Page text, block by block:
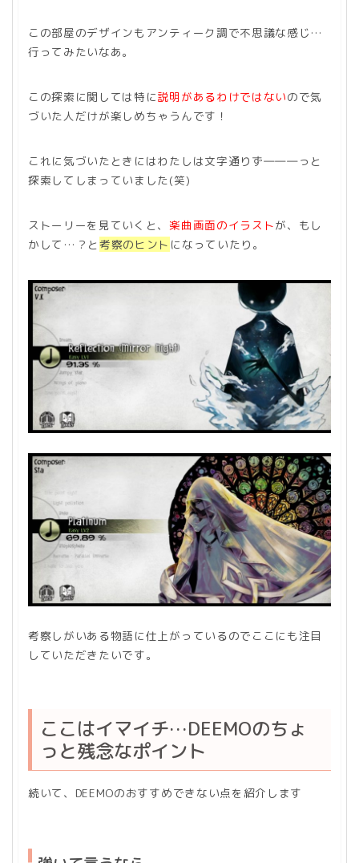
この部屋のデザインもアンティーク調で不思議な感じ…
行ってみたいなあ。
この探索に関しては特に説明があるわけではないので気
づいた人だけが楽しめちゃうんです！
これに気づいたときにはわたしは文字通りず―――っと
探索してしまっていました(笑)
ストーリーを見ていくと、 楽曲画面のイラストが、もし
かして…？と考察のヒント になっていたり。
考察しがいある物語に仕上がっているのでここにも注目
していただきたいです。
ここはイマイチ…DEEMOのちょ
っと残念なポイント
続いて、DEEMOのおすすめできない点を紹介します